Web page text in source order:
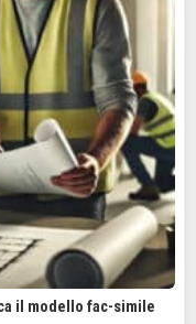
il modello fac-simile